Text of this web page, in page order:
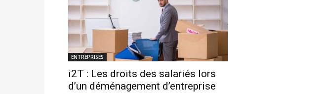
ENTREPRISES
i2T : Les droits des salariés lors
d’un déménagement d’entreprise